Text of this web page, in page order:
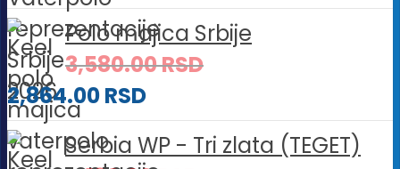
Polo majica Srbije
3,580.00RSD
2,864.00RSD
Serbia WP - Tri zlata (TEGET)